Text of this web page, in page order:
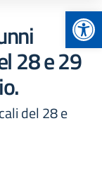
28 e 29
del 28 e